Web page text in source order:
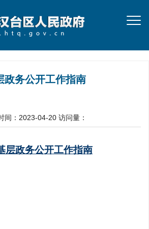
政务公开工作指南
间：2023-04-20 访问量：
层政务公开工作指南